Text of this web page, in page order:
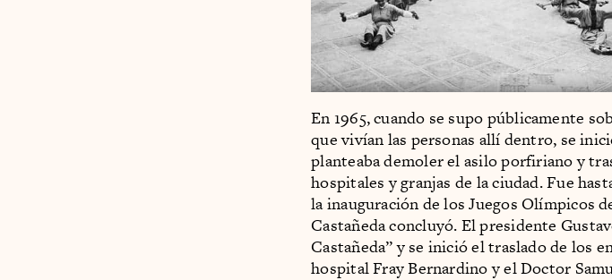
En 1965, cuando se supo públicamente
que vivían las personas allí dentro, se
planteaba demoler el asilo porfiriano y
hospitales y granjas de la ciudad. Fue
la inauguración de los Juegos Olímpicos
Castañeda concluyó. El presidente
Castañeda” y se inició el traslado de los
hospital Fray Bernardino y el Doctor